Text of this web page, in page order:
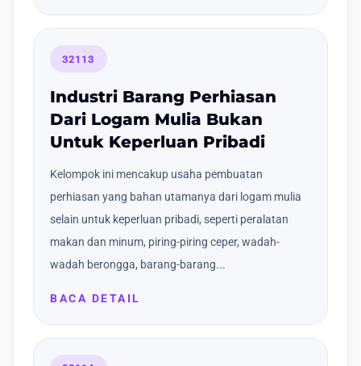
32113
Industri Barang Perhiasan
Dari Logam Mulia Bukan
Untuk Keperluan Pribadi
Kelompok ini mencakup usaha pembuatan
perhiasan yang bahan utamanya dari logam mulia
selain untuk keperluan pribadi, seperti peralatan
makan dan minum, piring-piring ceper, wadah-
wadah berongga, barang-barang...
BACA DETAIL